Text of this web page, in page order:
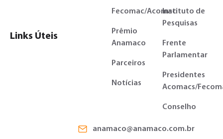
Links Úteis
Fecomac/Acomac
Prêmio
Anamaco
Parceiros
Notícias
Instituto de
Pesquisas
Frente
Parlamentar
Presidentes
Acomacs/
Conselho
anamaco@anamaco.com.br